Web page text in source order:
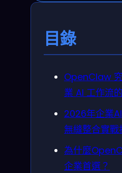
目錄
OpenClaw
業 AI 工作流
2026年企業
無縫整合實戰
為什麼
企業首選？